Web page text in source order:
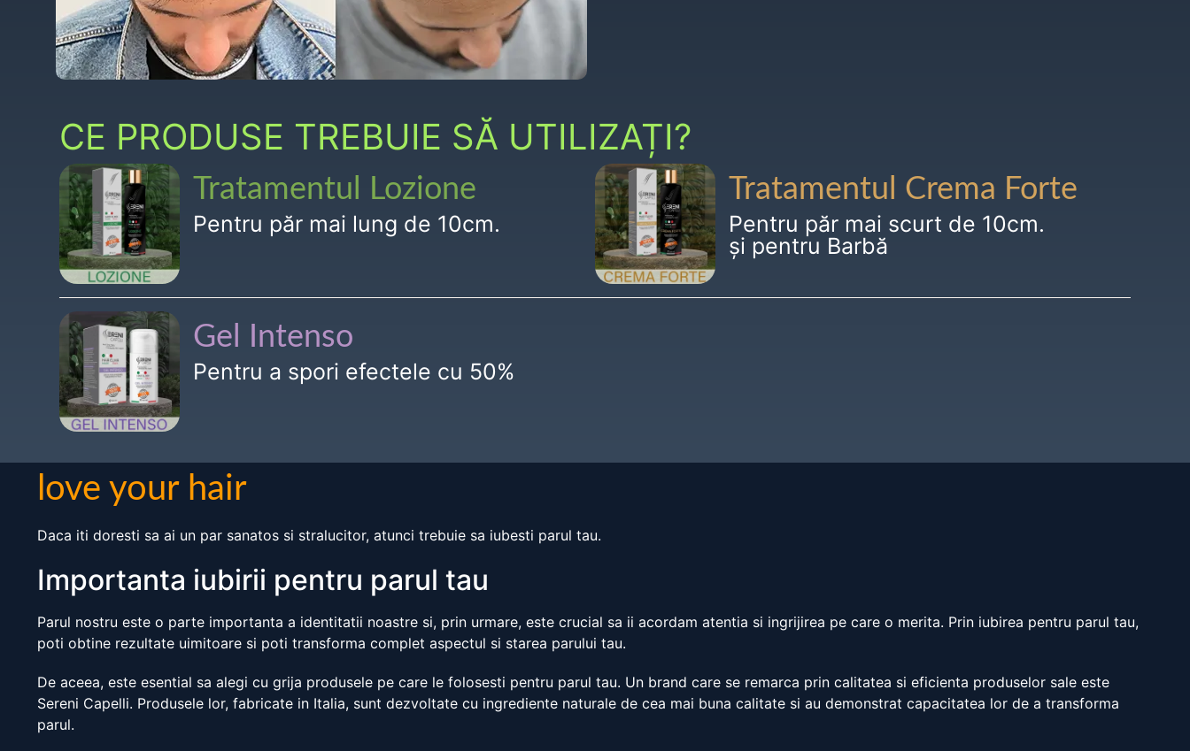
CE PRODUSE TREBUIE SĂ UTILIZAȚI?
Tratamentul Lozione
Pentru păr mai lung de 10cm.
Tratamentul Crema Forte
Pentru păr mai scurt de 10cm.
și pentru Barbă
Gel Intenso
Pentru a spori efectele cu 50%
love your hair
Daca iti doresti sa ai un par sanatos si stralucitor, atunci trebuie sa iubesti parul tau.
Importanta iubirii pentru parul tau
Parul nostru este o parte importanta a identitatii noastre si, prin urmare, este crucial sa ii acordam atentia si ingrijirea pe care o merita. Prin iubirea pentru parul tau,
poti obtine rezultate uimitoare si poti transforma complet aspectul si starea parului tau.
De aceea, este esential sa alegi cu grija produsele pe care le folosesti pentru parul tau. Un brand care se remarca prin calitatea si eficienta produselor sale este
Sereni Capelli. Produsele lor, fabricate in Italia, sunt dezvoltate cu ingrediente naturale de cea mai buna calitate si au demonstrat capacitatea lor de a transforma
parul.